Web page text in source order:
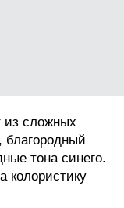
из сложных
благородный
тона синего.
колористику